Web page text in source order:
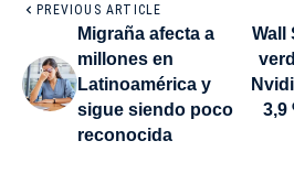
PREVIOUS ARTICLE
Migraña afecta a
millones en
Latinoamérica y
sigue siendo poco
reconocida
Wall
3,9